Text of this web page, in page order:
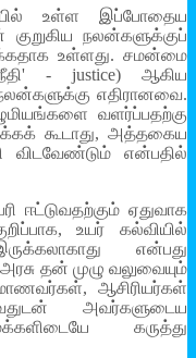
உள்ள இப்போதைய
நலன்களுக்குப்
உள்ளது. சமன்மை
- justice) ஆகிய
எதிரானவை.
வளர்ப்பதற்கு
கூடாது, அத்தகைய
விடவேண்டும் என்பதில்
ஈட்டுவதற்கும் ஏதுவாக
உயர் கல்வியில்
என்பது
தன் முழு வலுவையும்
ஆசிரியர்கள்
அவர்களுடைய
கருத்து